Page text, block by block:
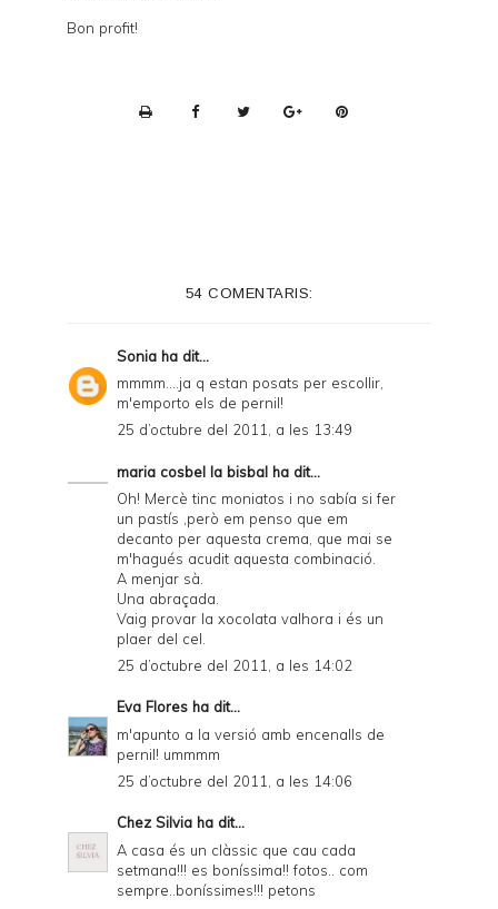
Bon profit!
i
e
n
d
y
a
n
d
P
D
F
54 COMENTARIS:
Sonia ha dit...
mmmm....ja q estan posats per escollir,
m'emporto els de pernil!
25 d’octubre del 2011, a les 13:49
maria cosbel la bisbal ha dit...
Oh! Mercè tinc moniatos i no sabía si fer
un pastís ,però em penso que em
decanto per aquesta crema, que mai se
m'hagués acudit aquesta combinació.
A menjar sà.
Una abraçada.
Vaig provar la xocolata valhora i és un
plaer del cel.
25 d’octubre del 2011, a les 14:02
Eva Flores ha dit...
m'apunto a la versió amb encenalls de
pernil! ummmm
25 d’octubre del 2011, a les 14:06
Chez Silvia ha dit...
A casa és un clàssic que cau cada
setmana!!! es boníssima!! fotos.. com
sempre..boníssimes!!! petons